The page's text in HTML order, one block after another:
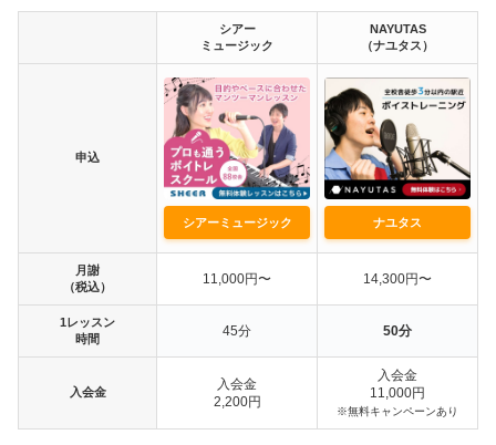
シアー
ミュージック
NAYUTAS
（ナユタス）
申込
シアーミュージック ナユタス
月謝
（税込）
11,000円〜 14,300円〜
1レッスン
時間
45分 50分
入会金
入会金
2,200円
入会金
11,000円
※無料キャンペーンあり